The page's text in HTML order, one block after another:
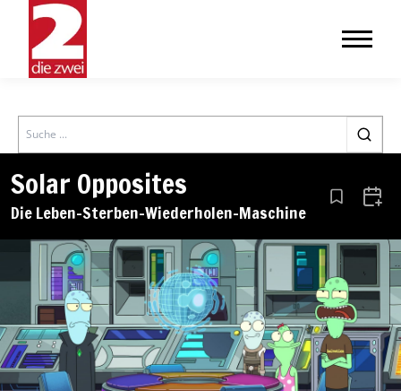
Search
Solar Opposites
Die Leben-Sterben-Wiederholen-Maschine Aus den